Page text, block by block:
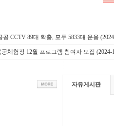
공 CCTV 89대 확충, 모두 5833대 운용
공체험장 12월 프로그램 참여자 모집 (2024-
자유게시판